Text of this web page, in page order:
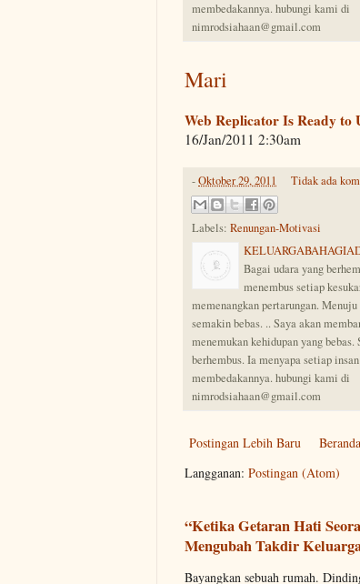
membedakannya. hubungi kami di
nimrodsiahaan@gmail.com
Mari
Web Replicator Is Ready to
16/Jan/2011 2:30am
-Oktober 29, 2011 Tidak ada
Labels: Renungan-Motivasi
Bagai udara yang
menembus setiap
memenangkan pertarungan.
semakin bebas. .. Saya akan
menemukan kehidupan yang bebas.
berhembus. Ia menyapa setiap
membedakannya. hubungi kami di
nimrodsiahaan@gmail.com
Postingan Lebih Baru
Beranda
Langganan: Postingan (Atom)
“Ketika Getaran Hati
Mengubah Takdir
Bayangkan sebuah rumah.